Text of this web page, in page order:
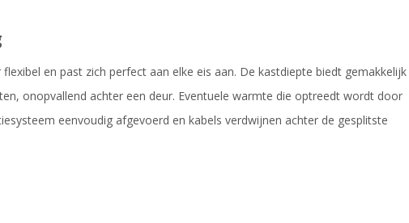
en past zich perfect aan elke eis aan. De kastdiepte biedt gemakkelijk
onopvallend achter een deur. Eventuele warmte die optreedt wordt door
eenvoudig afgevoerd en kabels verdwijnen achter de gesplitste